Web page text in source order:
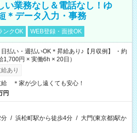
い業務なし＆電話なし！ゆ
＊データ入力・事務
ンクOK WEB登録・面接OK
払い・週払いOK＊昇給あり♪【月収例】 ・約
円 × 実働6h × 20日）
あり
＊家が少し遠くても安心！
円
/ 浜松町駅から徒歩4分 / 大門(東京都)駅か